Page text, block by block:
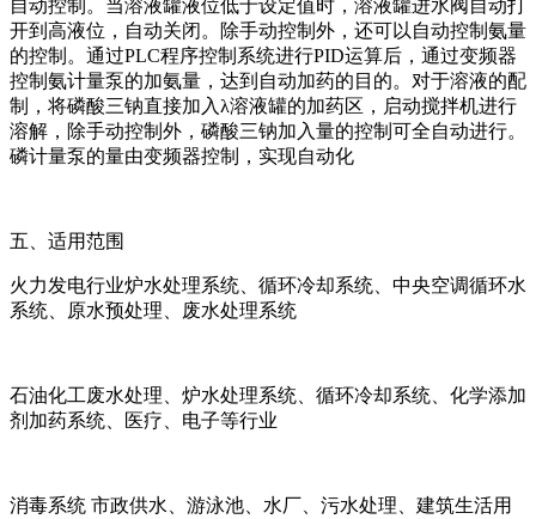
自动控制。当溶液罐液位低于设定值时，溶液罐进水阀自动打
开到高液位，自动关闭。除手动控制外，还可以自动控制氨量
的控制。通过PLC程序控制系统进行PID运算后，通过变频器
控制氨计量泵的加氨量，达到自动加药的目的。对于溶液的配
制，将磷酸三钠直接加入λ溶液罐的加药区，启动搅拌机进行
溶解，除手动控制外，磷酸三钠加入量的控制可全自动进行。
磷计量泵的量由变频器控制，实现自动化
五、适用范围
火力发电行业炉水处理系统、循环冷却系统、中央空调循环水
系统、原水预处理、废水处理系统
石油化工废水处理、炉水处理系统、循环冷却系统、化学添加
剂加药系统、医疗、电子等行业
消毒系统 市政供水、游泳池、水厂、污水处理、建筑生活用